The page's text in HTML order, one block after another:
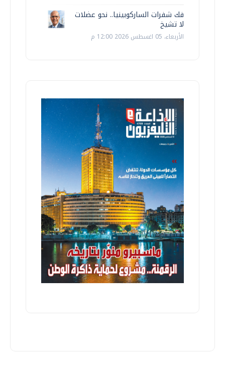
فك شفرات الساركوبينيا.. نحو عضلات
لا تشيخ
الأربعاء، 05 اغسطس 2026 12:00 م